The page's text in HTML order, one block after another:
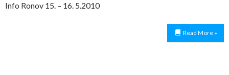
Info Ronov 15. – 16. 5.2010
Read More »